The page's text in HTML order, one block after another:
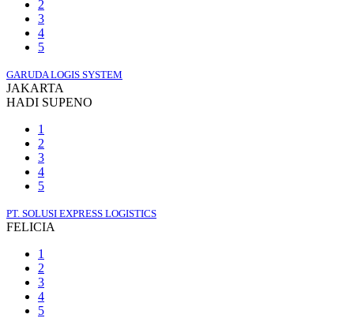
2
3
4
5
GARUDA LOGIS SYSTEM
JAKARTA
HADI SUPENO
1
2
3
4
5
PT. SOLUSI EXPRESS LOGISTICS
FELICIA
1
2
3
4
5